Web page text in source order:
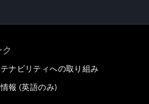
ク
ナビリティへの取り組み
報 (英語のみ)